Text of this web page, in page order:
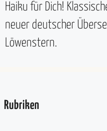
Haiku für Dich!
neuer deutscher
Löwenstern.
Rubriken